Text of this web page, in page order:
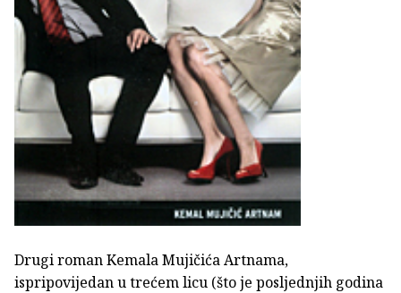
Drugi roman Kemala Mujičića Artnama,
ispripovijedan u trećem licu (što je posljednjih godina